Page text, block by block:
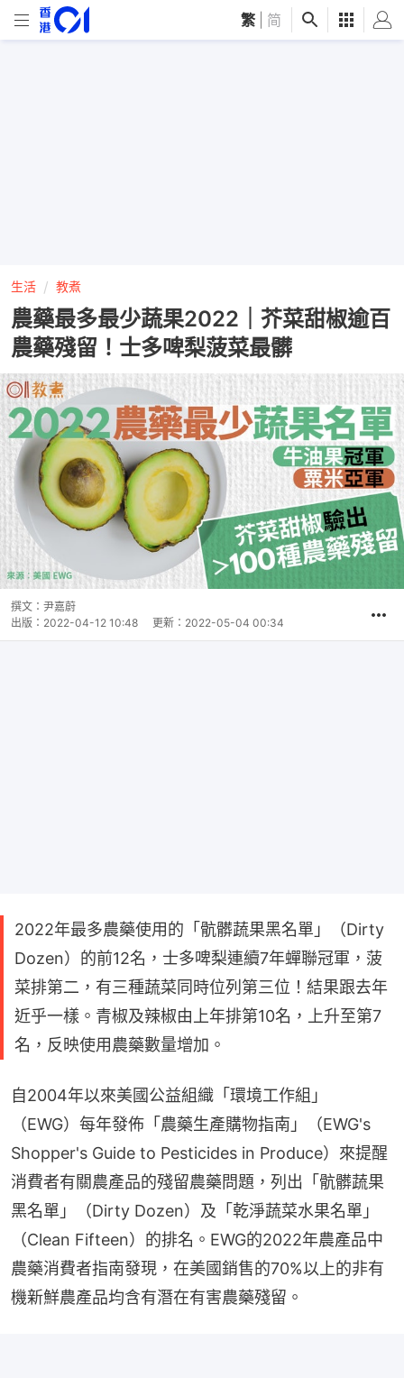
繁 简
生活 教煮
農藥最多最少蔬果2022｜芥菜甜椒逾百
農藥殘留！士多啤梨菠菜最髒
撰文： 尹嘉蔚
出版： 2022-04-12 10:48 更新： 2022-05-04 00:34
2022年最多農藥使用的「骯髒蔬果黑名單」（Dirty
Dozen）的前12名，士多啤梨連續7年蟬聯冠軍，菠
菜排第二，有三種蔬菜同時位列第三位！結果跟去年
近乎一樣。青椒及辣椒由上年排第10名，上升至第7
名，反映使用農藥數量增加。
自2004年以來美國公益組織「環境工作組」
（EWG）每年發佈「農藥生產購物指南」（EWG's
Shopper's Guide to Pesticides in Produce）來提醒
消費者有關農產品的殘留農藥問題，列出「骯髒蔬果
黑名單」（Dirty Dozen）及「乾淨蔬菜水果名單」
（Clean Fifteen）的排名。EWG的2022年農產品中
農藥消費者指南發現，在美國銷售的70%以上的非有
機新鮮農產品均含有潛在有害農藥殘留。